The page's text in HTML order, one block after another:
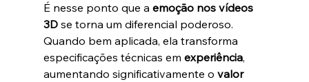
É nesse ponto que a emoção nos vídeos
3D se torna um diferencial poderoso.
Quando bem aplicada, ela transforma
especificações técnicas em experiência,
aumentando significativamente o valor